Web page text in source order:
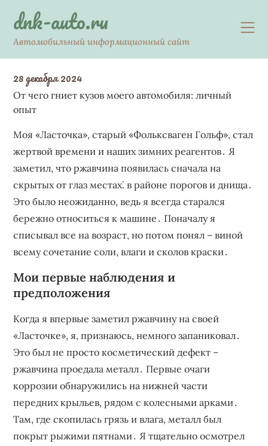
contentdnk-auto.ru
Автомобильный информационный сайт
28 декабря 2024
От чего гниет кузов моего автомобиля: личный
опыт
Моя «Ласточка», старый «Фольксваген Гольф», стал
жертвой времени и наших зимних реагентов․ Я
заметил, что ржавчина появилась сначала на
скрытых от глаз местах⁚ в районе порогов и днища․
Это было неожиданно, ведь я всегда старался
бережно относиться к машине․ Поначалу я
списывал все на возраст, но потом понял – виной
всему сочетание соли, влаги и сколов краски․
Мои первые наблюдения и
предположения
Когда я впервые заметил ржавчину на своей
«Ласточке», я, признаюсь, немного запаниковал․
Это был не просто косметический дефект –
ржавчина проедала металл․ Первые очаги
коррозии обнаружились на нижней части
передних крыльев, рядом с колесными арками․
Там, где скопилась грязь и влага, металл был
покрыт рыжими пятнами․ Я тщательно осмотрел